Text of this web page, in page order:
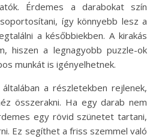
Érdemes a darabokat szín
így könnyebb lesz a
a későbbiekben. A kirakás
hiszen a legnagyobb puzzle-ok
munkát is igényelhetnek.
a részletekben rejlenek,
összerakni. Ha egy darab nem
egy rövid szünetet tartani,
Ez segíthet a friss szemmel való